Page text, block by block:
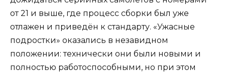
от 21 и выше, где процесс сборки был уже
отлажен и приведён к стандарту. «Ужасные
подростки» оказались в незавидном
положении: технически они были новыми и
полностью работоспособными, но при этом